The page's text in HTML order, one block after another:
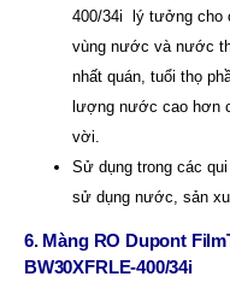
400/34i lý tưởng cho
vùng nước và nước
nhất quán, tuổi thọ
lượng nước cao hơn
vời.
Sử dụng trong các
sử dụng nước, sản
6. Màng RO Dupont
BW30XFRLE-400/34i